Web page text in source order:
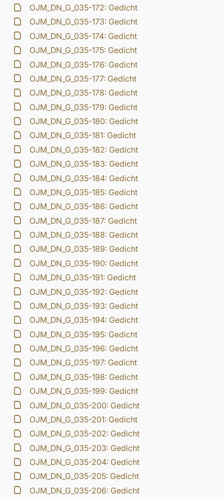
OJM_DN_G_035-172: Gedicht
OJM_DN_G_035-173: Gedicht
OJM_DN_G_035-174: Gedicht
OJM_DN_G_035-175: Gedicht
OJM_DN_G_035-176: Gedicht
OJM_DN_G_035-177: Gedicht
OJM_DN_G_035-178: Gedicht
OJM_DN_G_035-179: Gedicht
OJM_DN_G_035-180: Gedicht
OJM_DN_G_035-181: Gedicht
OJM_DN_G_035-182: Gedicht
OJM_DN_G_035-183: Gedicht
OJM_DN_G_035-184: Gedicht
OJM_DN_G_035-185: Gedicht
OJM_DN_G_035-186: Gedicht
OJM_DN_G_035-187: Gedicht
OJM_DN_G_035-188: Gedicht
OJM_DN_G_035-189: Gedicht
OJM_DN_G_035-190: Gedicht
OJM_DN_G_035-191: Gedicht
OJM_DN_G_035-192: Gedicht
OJM_DN_G_035-193: Gedicht
OJM_DN_G_035-194: Gedicht
OJM_DN_G_035-195: Gedicht
OJM_DN_G_035-196: Gedicht
OJM_DN_G_035-197: Gedicht
OJM_DN_G_035-198: Gedicht
OJM_DN_G_035-199: Gedicht
OJM_DN_G_035-200: Gedicht
OJM_DN_G_035-201: Gedicht
OJM_DN_G_035-202: Gedicht
OJM_DN_G_035-203: Gedicht
OJM_DN_G_035-204: Gedicht
OJM_DN_G_035-205: Gedicht
OJM_DN_G_035-206: Gedicht